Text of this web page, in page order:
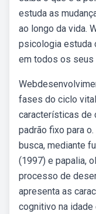
estuda as
ao longo da vida.
psicologia estuda
em todos os seus
fases do ciclo
características de
padrão fixo para
busca, mediante
(1997) e papalia,
processo de
apresenta as
cognitivo na